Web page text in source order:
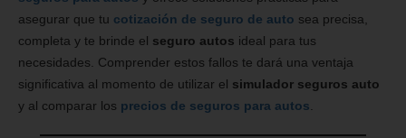
asegurar que tu cotización de seguro de auto sea precisa,
completa y te brinde el seguro autos ideal para tus
necesidades. Comprender estos fallos te dará una ventaja
significativa al momento de utilizar el simulador seguros auto
y al comparar los precios de seguros para autos